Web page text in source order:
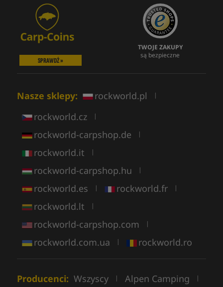
SPRAWDŹ »
TWOJE ZAKUPY
są bezpieczne
Nasze sklepy: rockworld.pl |
rockworld.cz |
rockworld-carpshop.de |
rockworld.it |
rockworld-carpshop.hu |
rockworld.es | rockworld.fr |
rockworld.lt |
rockworld-carpshop.com |
rockworld.com.ua | rockworld.ro
Producenci: Wszyscy | Alpen Camping |